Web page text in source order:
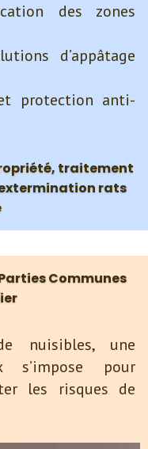
des zones
d’appâtage
protection anti-
traitement
rats
Communes
nuisibles, une
s’impose pour
les risques de